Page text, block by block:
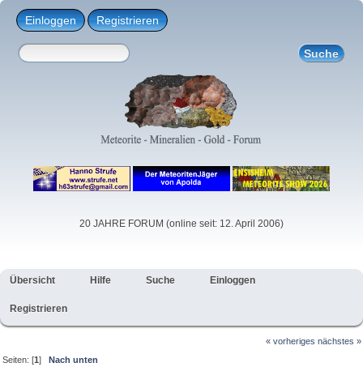
Einloggen Registrieren
20 JAHRE FORUM (online seit: 12. April 2006)
Übersicht Hilfe Suche Einloggen
Registrieren
« vorheriges nächstes »
Seiten: [1]Nach unten